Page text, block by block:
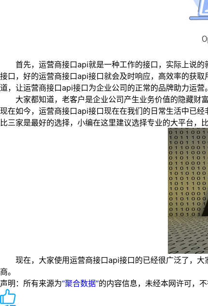
首先，运营商接口api就是一种工作的接口，实际上说的
接口，好的运营商接口api接口就会及时响应，高效率的获
道，让运营商接口api接口为企业公司的正常的品牌助力运
大家都知道，老客户是企业公司产生业务价值的隐藏财富
现在如今，运营商接口api接口现在在我们的日常生活中已
比三家是最好的选择，小编在这里建议选择专业的大平台，比
现在，大家使用运营商接口api接口的已经很广泛了，大
商。
声明：所有来源为“聚合数据”的内容信息，未经本网许可，